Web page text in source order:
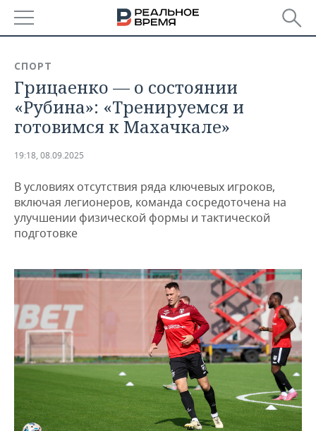
БАШКОРТОСТАН
ТАТАРСТАН
НОВОСТИ
АНАЛИТИКА
ДЕКЛАРАЦИИ О ДОХОДАХ
КОРОЛИ ГОСЗАКАЗА ПФО
КОМУ ПРИНАДЛЕЖАТ
ТОРГОВЫЕ ЦЕНТРЫ
НОВОСТИ ЭКОНОМИКИ
ФИНАНСЫ
БЮДЖЕТ
ИНВЕСТИЦИИ
ПРОМЫШЛЕННОСТЬ
НОВОСТИ
ПРОМЫШЛЕННОСТИ
МАШИНОСТРОЕНИЕ
НЕФТЕХИМИЯ
НЕФТЬ
ЭНЕРГЕТИКА
НЕДВИЖИМОСТЬ
НОВОСТИ АВТО
БИЗНЕС
НОВОСТИ БИЗНЕСА
РОЗНИЧНАЯ ТОРГОВЛЯ
ТРАНСПОРТ
УСЛУГИ
ТЕХНОЛОГИИ
НОВОСТИ ТЕХНОЛОГИЙ
МЕДИА
МЕРОПРИЯТИЯ
НОВОСТИ МЕРОПРИЯТИЙ
ВЫЕЗДНАЯ РЕДАКЦИЯ
СПОРТ
НОВОСТИ СПОРТА
ОБЩЕСТВО
СПОРТ
Грицаенко — о состоянии
«Рубина»: «Тренируемся и
готовимся к Махачкале»
19:18, 08.09.2025
В условиях отсутствия ряда ключевых игроков,
включая легионеров, команда сосредоточена на
улучшении физической формы и тактической
подготовке